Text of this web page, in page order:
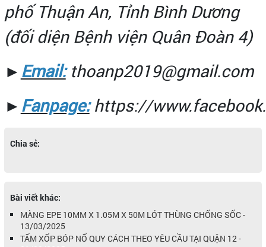
phố Thuận An, Tỉnh Bình Dương
(đối diện Bệnh viện Quân Đoàn 4)
► Email:thoanp2019@gmail.com
► Fanpage:https://
Chia sẻ:
Bài viết khác:
MÀNG EPE 10MM X 1.05M X 50M LÓT THÙNG CHỐNG SỐC -
13/03/2025
TẤM XỐP BÓP NỔ QUY CÁCH THEO YÊU CẦU TẠI QUẬN 12 -